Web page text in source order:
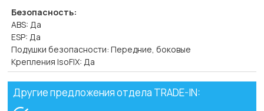
Безопасность:
ABS: Да
ESP: Да
Подушки безопасности: Передние, боковые
Крепления IsoFIX: Да
Другие предложения отдела TRADE-IN: